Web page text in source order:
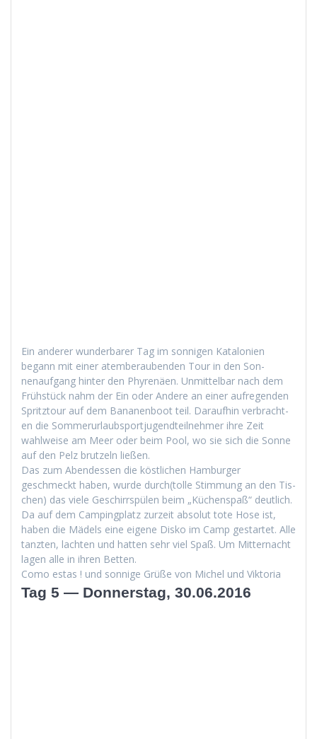
Ein ander­er wun­der­bar­er Tag im son­ni­gen Kat­alonien
begann mit ein­er atem­ber­auben­den Tour in den Son­
nenauf­gang hin­ter den Phyrenäen. Unmit­tel­bar nach dem
Früh­stück nahm der Ein oder Andere an ein­er aufre­gen­den
Spritz­tour auf dem Bana­nen­boot teil. Daraufhin ver­bracht­
en die Som­merurlaub­sportju­gendteil­nehmer ihre Zeit
wahlweise am Meer oder beim Pool, wo sie sich die Sonne
auf den Pelz brutzeln ließen.
Das zum Aben­dessen die köstlichen Ham­burg­er
geschmeckt haben, wurde durch(tolle Stim­mung an den Tis­
chen) das viele Geschirrspülen beim „Küchenspaß“ deut­lich.
Da auf dem Camp­ing­platz zurzeit abso­lut tote Hose ist,
haben die Mädels eine eigene Disko im Camp ges­tartet. Alle
tanzten, lacht­en und hat­ten sehr viel Spaß. Um Mit­ter­nacht
lagen alle in ihren Betten.
Como estas ! und son­nige Grüße von Michel und Viktoria
Tag 5 — Donnerstag, 30.06.2016